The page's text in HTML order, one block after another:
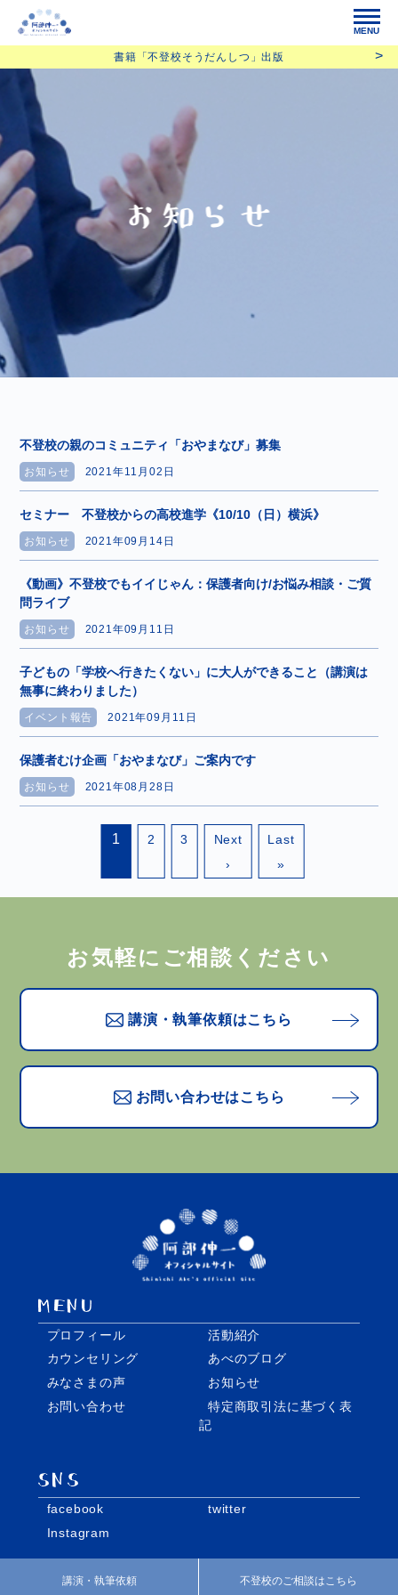
講演・執筆依頼 不登校のご相談はこちら
MENU
書籍「不登校そうだんしつ」出版
不登校の親のコミュニティ「おやまなび」募集
お知らせ 2021年11月02日
セミナー 不登校からの高校進学《10/10（日）横浜》
お知らせ 2021年09月14日
《動画》不登校でもイイじゃん：保護者向け/お悩み相談・ご質
問ライブ
お知らせ 2021年09月11日
子どもの「学校へ行きたくない」に大人ができること（講演は
無事に終わりました）
イベント報告 2021年09月11日
保護者むけ企画「おやまなび」ご案内です
お知らせ 2021年08月28日
1 2 3
Next
›
Last
»
お気軽にご相談ください
講演・執筆依頼はこちら
お問い合わせはこちら
プロフィール
活動紹介
カウンセリング
あべのブログ
みなさまの声
お知らせ
お問い合わせ
特定商取引法に基づく表
記
facebook
twitter
Instagram